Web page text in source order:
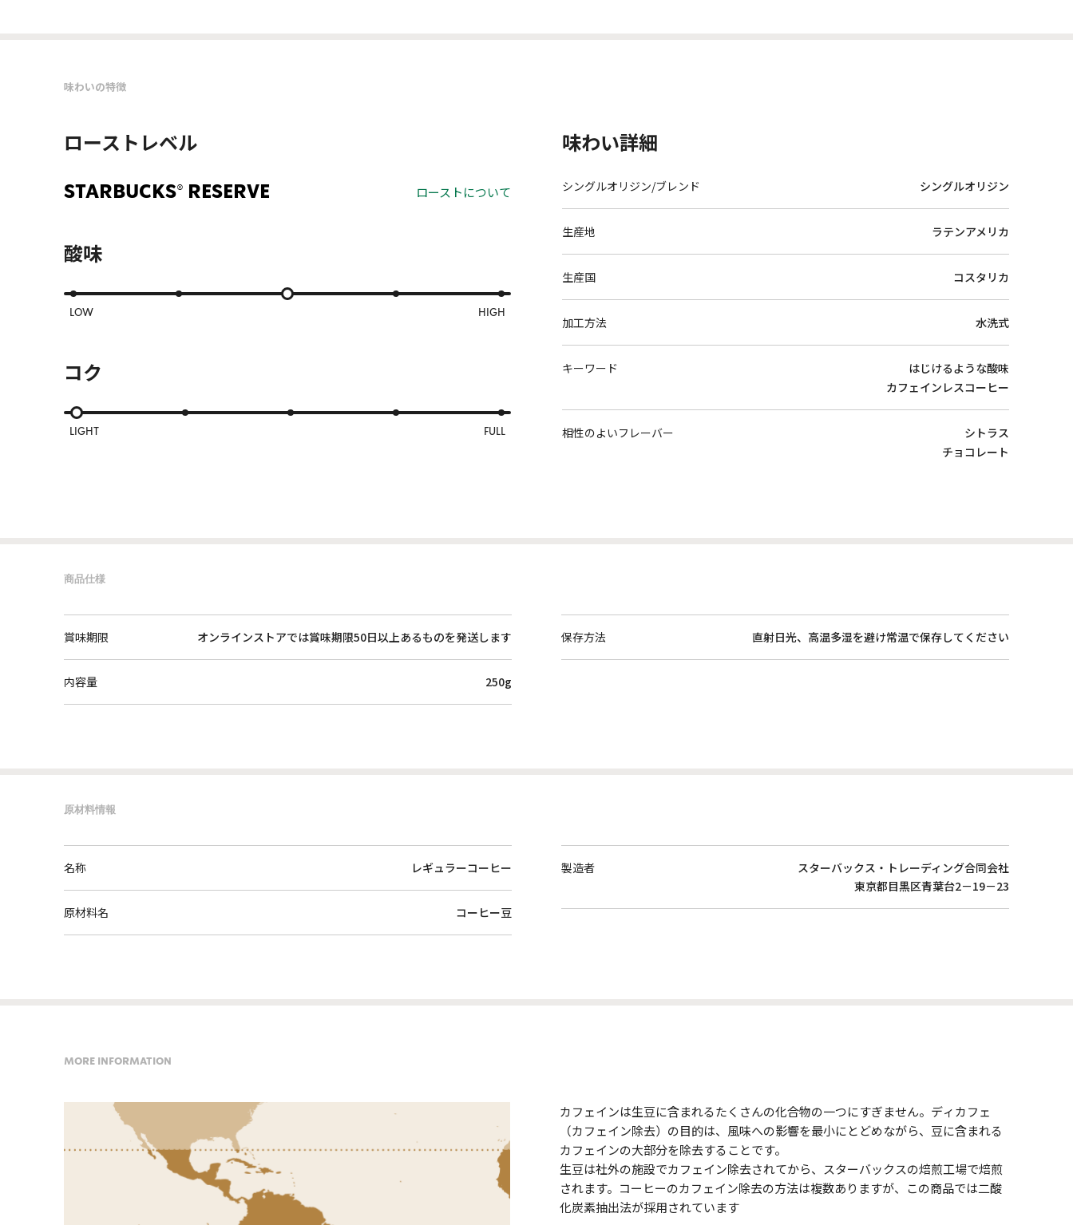
味わいの特徴
ローストレベル
STARBUCKS® RESERVE ローストについて
酸味
LOW HIGH
コク
LIGHT FULL
味わい詳細
シングルオリジン/ブレンド シングルオリジン
生産地 ラテンアメリカ
生産国 コスタリカ
加工方法 水洗式
キーワード
はじけるような酸味
カフェインレスコーヒー
相性のよいフレーバー
シトラス
チョコレート
商品仕様
賞味期限 オンラインストアでは賞味期限50日以上あるものを発送します
内容量 250g
保存方法 直射日光、高温多湿を避け常温で保存してください
原材料情報
名称 レギュラーコーヒー
原材料名 コーヒー豆
製造者
スターバックス・トレーディング合同会社
東京都目黒区青葉台2－19－23
MORE INFORMATION
カフェインは生豆に含まれるたくさんの化合物の一つにすぎません。ディカフェ
（カフェイン除去）の目的は、風味への影響を最小にとどめながら、豆に含まれる
カフェインの大部分を除去することです。
生豆は社外の施設でカフェイン除去されてから、スターバックスの焙煎工場で焙煎
されます。コーヒーのカフェイン除去の方法は複数ありますが、この商品では二酸
化炭素抽出法が採用されています